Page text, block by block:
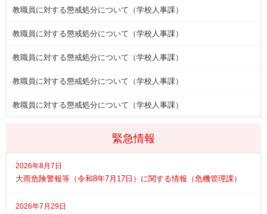
緊急情報
2026年8月7日
大雨危険警報等（令和8年7月17日）に関する情報（危機管理課）
2026年7月29日
教職員に対する懲戒処分について（学校人事課）
教職員に対する懲戒処分について（学校人事課）
教職員に対する懲戒処分について（学校人事課）
教職員に対する懲戒処分について（学校人事課）
教職員に対する懲戒処分について（学校人事課）